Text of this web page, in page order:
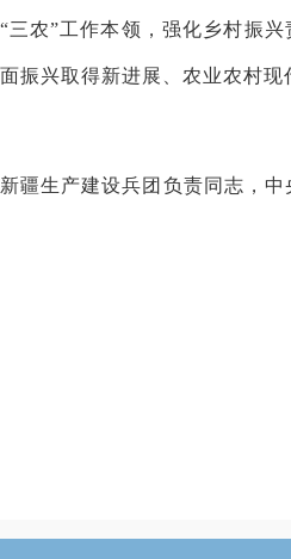
农”工作本领，强化乡村振
振兴取得新进展、农业农村现
疆生产建设兵团负责同志，